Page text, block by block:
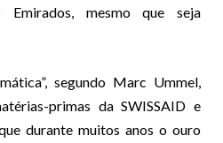
Emirados, mesmo que seja
segundo Marc Ummel,
primas da SWISSAID e
durante muitos anos o ouro